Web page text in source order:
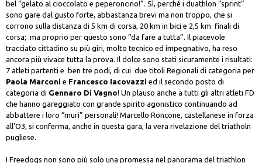
bel “gelato al cioccolato e peperoncino!”. Sì, perché i duathlon “sprint”
sono gare dal gusto forte, abbastanza brevi ma non troppo, che si
corrono sulla distanza di 5 km di corsa, 20 km in bici e 2,5 km finali di
corsa; ma proprio per questo sono “da fare a tutta”. Il piacevole
tracciato cittadino su più giri, molto tecnico ed impegnativo, ha reso
ancora più vivace tutta la prova. Il dolce sono stati sicuramente i risultati:
7 atleti partenti e ben tre podi, di cui due titoli Regionali di categoria per
Paola Marconi e Francesco Iacovazzi ed il secondo posto di
categoria di Gennaro Di Vagno! Un plauso anche a tutti gli altri atleti FD
che hanno gareggiato con grande spirito agonistico continuando ad
abbattere i loro “muri” personali! Marcello Roncone, castellanese in forza
all'O3, si conferma, anche in questa gara, la vera rivelazione del triatholn
pugliese.
I Freedogs non sono più solo una promessa nel panorama del triathlon